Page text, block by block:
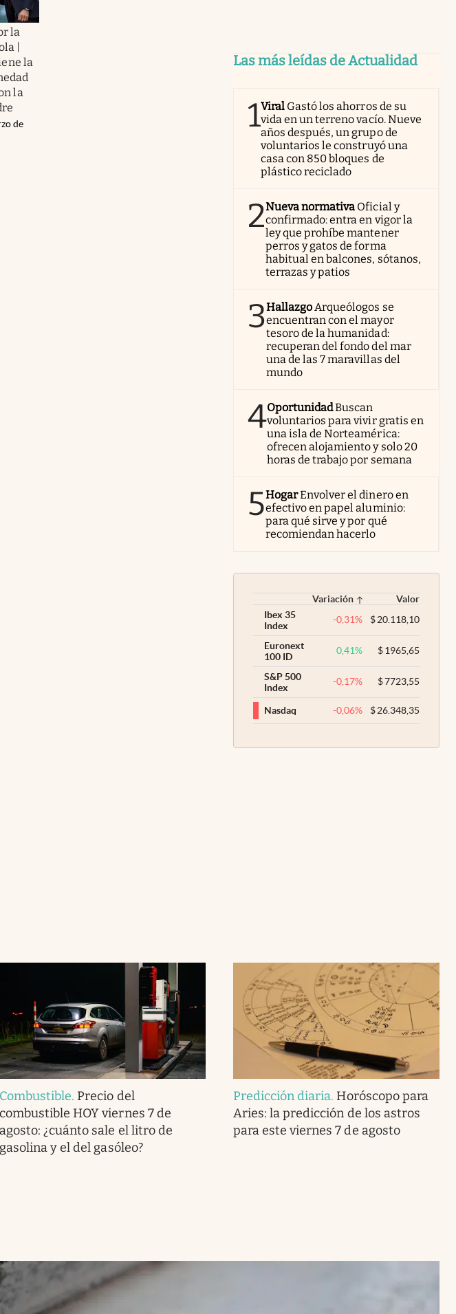
la
|
la
la
de
Las más leídas de Actualidad
1Viral Gastó los ahorros de su
vida en un terreno vacío. Nueve
años después, un grupo de
voluntarios le construyó una
casa con 850 bloques de
plástico reciclado
2Nueva normativa Oficial y
confirmado: entra en vigor la
ley que prohíbe mantener
perros y gatos de forma
habitual en balcones, sótanos,
terrazas y patios
3HallazgoArqueólogos se
encuentran con el mayor
tesoro de la humanidad:
recuperan del fondo del mar
una de las 7 maravillas del
mundo
4OportunidadBuscan
voluntarios para vivir gratis en
una isla de Norteamérica:
ofrecen alojamiento y solo 20
horas de trabajo por semana
5HogarEnvolver el dinero en
efectivo en papel aluminio:
para qué sirve y por qué
recomiendan hacerlo
Variación
Valor
Ibex 35
Index
-0,31% $20.118,10
Euronext
100 ID
0,41% $1965,65
S&P 500
Index
-0,17% $7723,55
Nasdaq -0,06% $26.348,35
Combustible. Precio del
combustible HOY viernes 7 de
agosto: ¿cuánto sale el litro de
gasolina y el del gasóleo?
Predicción diaria. Horóscopo para
Aries: la predicción de los astros
para este viernes 7 de agosto